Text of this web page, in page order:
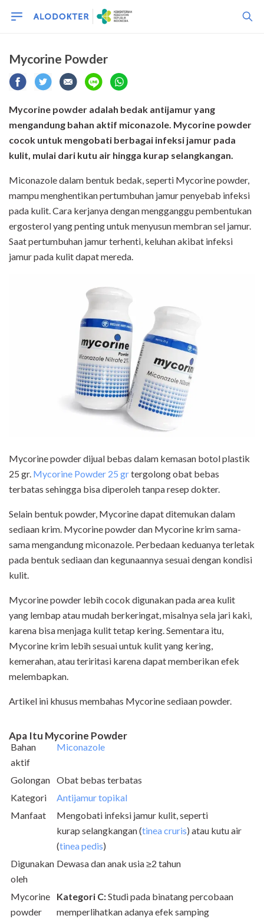
Mycorine Powder
Mycorine powder adalah bedak antijamur yang
mengandung bahan aktif miconazole. Mycorine powder
cocok untuk mengobati berbagai infeksi jamur pada
kulit, mulai dari kutu air hingga kurap selangkangan.
Miconazole dalam bentuk bedak, seperti Mycorine powder,
mampu menghentikan pertumbuhan jamur penyebab infeksi
pada kulit. Cara kerjanya dengan mengganggu pembentukan
ergosterol yang penting untuk menyusun membran sel jamur.
Saat pertumbuhan jamur terhenti, keluhan akibat infeksi
jamur pada kulit dapat mereda.
Mycorine powder dijual bebas dalam kemasan botol plastik
25 gr. Mycorine Powder 25 grtergolong obat bebas
terbatas sehingga bisa diperoleh tanpa resep dokter.
Selain bentuk powder, Mycorine dapat ditemukan dalam
sediaan krim. Mycorine powder dan Mycorine krim sama-
sama mengandung miconazole. Perbedaan keduanya terletak
pada bentuk sediaan dan kegunaannya sesuai dengan kondisi
kulit.
Mycorine powder lebih cocok digunakan pada area kulit
yang lembap atau mudah berkeringat, misalnya sela jari kaki,
karena bisa menjaga kulit tetap kering. Sementara itu,
Mycorine krim lebih sesuai untuk kulit yang kering,
kemerahan, atau teriritasi karena dapat memberikan efek
melembapkan.
Artikel ini khusus membahas Mycorine sediaan powder.
Apa Itu Mycorine Powder
Bahan
aktif
Miconazole
Golongan Obat bebas terbatas
Kategori
Antijamur topikal
Manfaat
Mengobati infeksi jamur kulit, seperti
kurap selangkangan (tinea cruris) atau kutu air
(tinea pedis)
Digunakan
oleh
Dewasa dan anak usia≥2 tahun
Mycorine
powder
Kategori C:Studi pada binatang percobaan
memperlihatkan adanya efek samping